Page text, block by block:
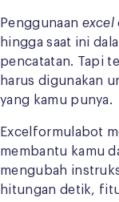
Penggunaan excel
hingga saat ini
pencatatan. Tapi
harus digunakan
yang kamu punya.
Excelformulabot
membantu kamu
mengubah
hitungan detik,